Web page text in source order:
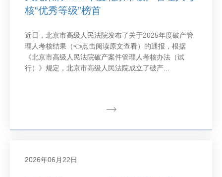
核“优秀等级”榜首
近日，北京市高级人民法院发布了关于2025年度破产管
理人考核结果（👈点击阅读原文查看）的通报，根据
《北京市高级人民法院破产案件管理人考核办法（试
行）》规定，北京市高级人民法院成立了破产...
2026年06月22日